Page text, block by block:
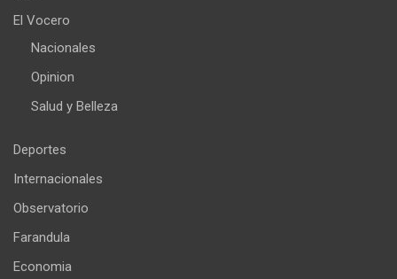
El Vocero
Nacionales
Opinion
Salud y Belleza
Deportes
Internacionales
Observatorio
Farandula
Economia